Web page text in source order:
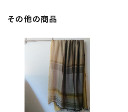
その他の商品